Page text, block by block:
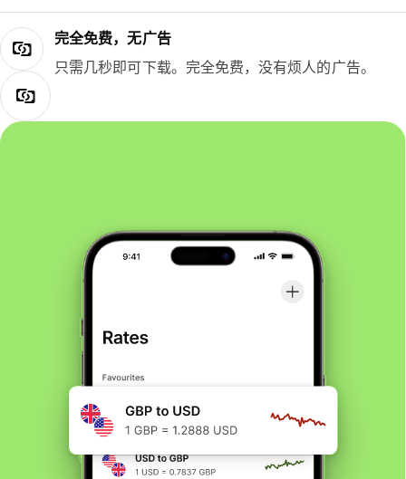
完全免费，无广告
只需几秒即可下载。完全免费，没有烦人的广告。